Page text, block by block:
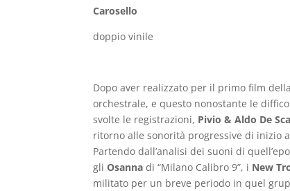
Carosello
doppio vinile
Dopo aver realizzato per il primo film
orchestrale, e questo nonostante le
svolte le registrazioni, Pivio & Aldo De
ritorno alle sonorità progressive di inizio
Partendo dall’analisi dei suoni di
gliOsanna di “Milano Calibro 9”, i New
militato per un breve periodo in quel